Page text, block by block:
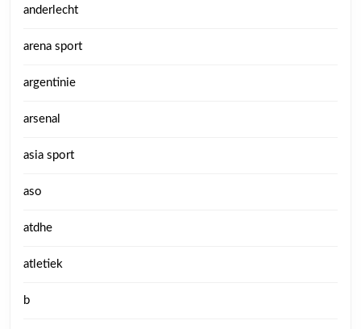
anderlecht
arena sport
argentinie
arsenal
asia sport
aso
atdhe
atletiek
b